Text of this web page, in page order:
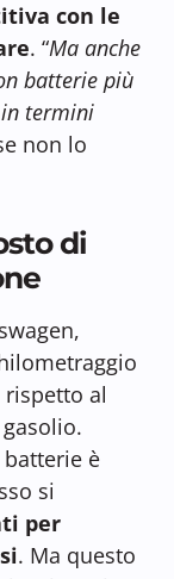
con le
. “Ma anche
batterie più
termini
non lo
di
rispetto al
batterie è
si
per
. Ma questo